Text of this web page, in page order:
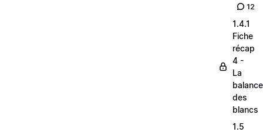
12
1.4.1
Fiche
récap
4 -
La
balance
des
blancs
1.5